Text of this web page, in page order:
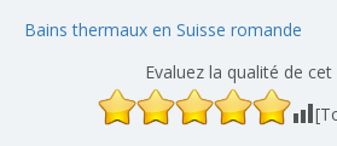
Bains thermaux en Suisse romande
Evaluez la qualité de cet